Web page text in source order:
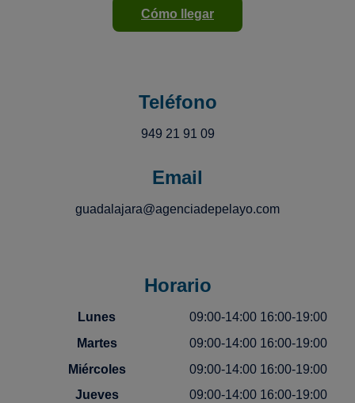
Cómo llegar
Teléfono
949 21 91 09
Email
guadalajara@agenciadepelayo.com
Horario
Lunes
09:00-14:00 16:00-19:00
Martes
09:00-14:00 16:00-19:00
Miércoles
09:00-14:00 16:00-19:00
Jueves
09:00-14:00 16:00-19:00